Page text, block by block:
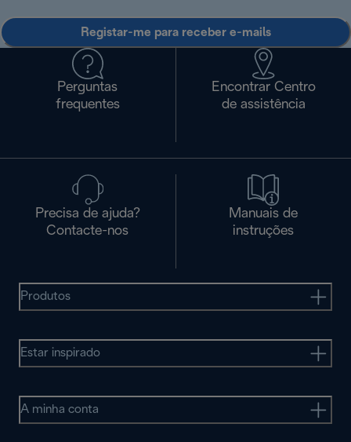
Registar-me para receber e-mails
Perguntas
frequentes
Encontrar Centro
de assistência
Precisa de ajuda?
Contacte-nos
Manuais de
instruções
Produtos
Estar inspirado
A minha conta